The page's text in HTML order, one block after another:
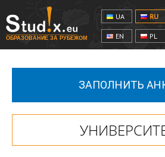
ОБРАЗОВАНИЕ ЗА РУБЕЖОМ
UA RU
EN PL
ЗАПОЛНИТЬ